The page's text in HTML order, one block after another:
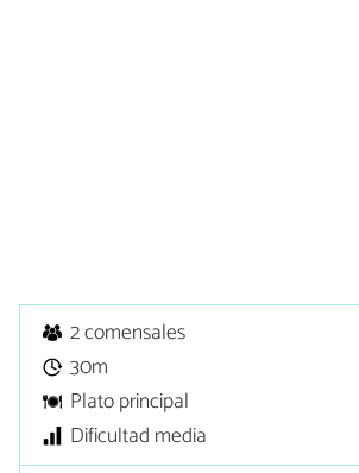
2 comensales
30m
Plato principal
Dificultad media